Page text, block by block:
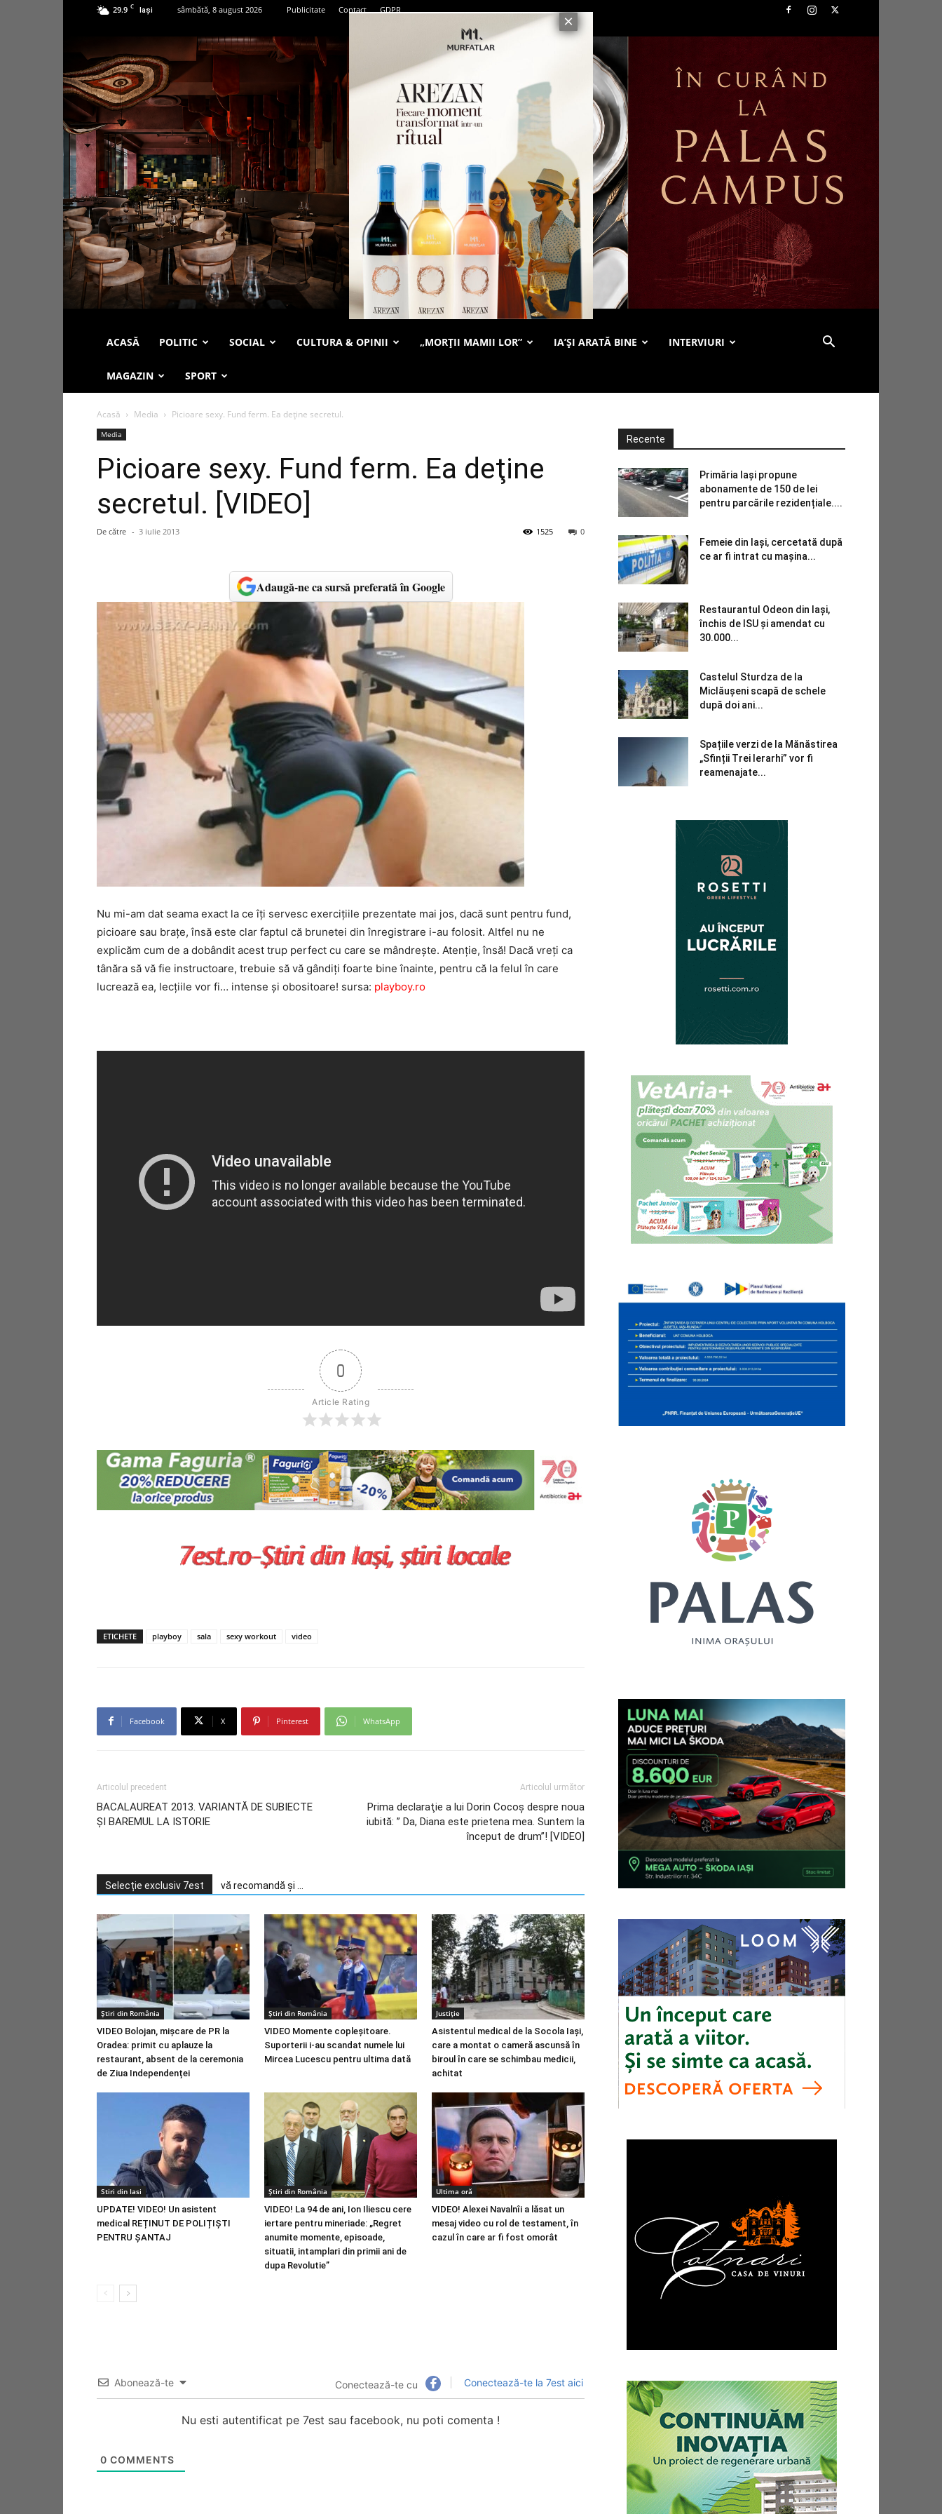
29.9 C Iași sâmbătă, 8 august 2026 Publicitate Contact GDPR
ACASĂ POLITIC SOCIAL CULTURA & OPINII „MORȚII MAMII LOR” IA’ȘI ARATĂ BINE INTERVIURI
MAGAZIN SPORT
Acasă Media Picioare sexy. Fund ferm. Ea deţine secretul.
Media
Picioare sexy. Fund ferm. Ea deţine
secretul. [VIDEO]
De către - 3 iulie 2013 0
1525
Adaugă-ne ca sursă preferată în Google
Nu mi-am dat seama exact la ce îţi servesc exerciţiile prezentate mai jos, dacă sunt pentru fund,
picioare sau braţe, însă este clar faptul că brunetei din înregistrare i-au folosit. Altfel nu ne
explicăm cum de a dobândit acest trup perfect cu care se mândreşte. Atenţie, însă! Dacă vreţi ca
tânăra să vă fie instructoare, trebuie să vă gândiţi foarte bine înainte, pentru că la felul în care
lucrează ea, lecţiile vor fi… intense şi obositoare! sursa: playboy.ro
0
Article Rating
ETICHETE playboy sala sexy workout video
Facebook X Pinterest WhatsApp
Articolul precedent
BACALAUREAT 2013. VARIANTĂ DE SUBIECTE
ŞI BAREMUL LA ISTORIE
Articolul următor
Prima declaraţie a lui Dorin Cocoș despre noua
iubită: ” Da, Diana este prietena mea. Suntem la
început de drum”! [VIDEO]
Selecție exclusiv 7est vă recomandă și ...
Știri din România
VIDEO Bolojan, mișcare de PR la
Oradea: primit cu aplauze la
restaurant, absent de la ceremonia
de Ziua Independenței
Știri din România
VIDEO Momente copleșitoare.
Suporterii i-au scandat numele lui
Mircea Lucescu pentru ultima dată
Justiție
Asistentul medical de la Socola Iași,
care a montat o cameră ascunsă în
biroul în care se schimbau medicii,
achitat
Stiri din Iasi
UPDATE! VIDEO! Un asistent
medical REȚINUT DE POLIȚIȘTI
PENTRU ȘANTAJ
Știri din România
VIDEO! La 94 de ani, Ion Iliescu cere
iertare pentru mineriade: „Regret
anumite momente, episoade,
situatii, intamplari din primii ani de
dupa Revolutie”
Ultima oră
VIDEO! Alexei Navalnîi a lăsat un
mesaj video cu rol de testament, în
cazul în care ar fi fost omorât
Abonează-te Conectează-te cu Conectează-te la 7est aici
Nu esti autentificat pe 7est sau facebook, nu poti comenta !
0 COMMENTS
Recente
Primăria Iași propune
abonamente de 150 de lei
pentru parcările rezidențiale....
Femeie din Iași, cercetată după
ce ar fi intrat cu mașina...
Restaurantul Odeon din Iași,
închis de ISU și amendat cu
30.000...
Castelul Sturdza de la
Miclăușeni scapă de schele
după doi ani...
Spațiile verzi de la Mănăstirea
„Sfinții Trei Ierarhi” vor fi
reamenajate...